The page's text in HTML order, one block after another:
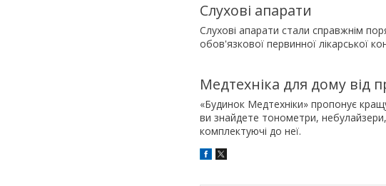
Слухові апарати
Слухові апарати стали справжнім
обов'язкової первинної лікарської
Медтехніка для дому від
«Будинок Медтехніки» пропонує
ви знайдете тонометри,
комплектуючі до неї.